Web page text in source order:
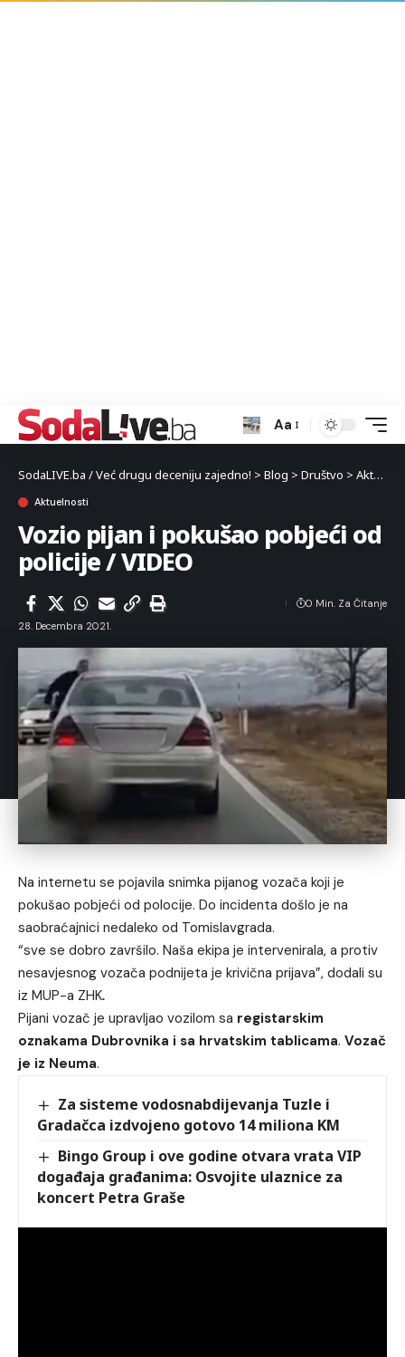
Aa
SodaLIVE.ba / Već drugu deceniju zajedno! > Blog > Društvo > Aktuelnosti
Aktuelnosti
Vozio pijan i pokušao pobjeći od
policije / VIDEO
28. Decembra 2021.
0 Min. Za Čitanje
Na internetu se pojavila snimka pijanog vozača koji je
pokušao pobjeći od polocije. Do incidenta došlo je na
saobraćajnici nedaleko od Tomislavgrada.
“sve se dobro završilo. Naša ekipa je intervenirala, a protiv
nesavjesnog vozača podnijeta je krivična prijava”, dodali su
iz MUP-a ZHK.
Pijani vozač je upravljao vozilom sa registarskim
oznakama Dubrovnika i sa hrvatskim tablicama. Vozač
je iz Neuma.
Za sisteme vodosnabdijevanja Tuzle i
Gradačca izdvojeno gotovo 14 miliona KM
Bingo Group i ove godine otvara vrata VIP
događaja građanima: Osvojite ulaznice za
koncert Petra Graše